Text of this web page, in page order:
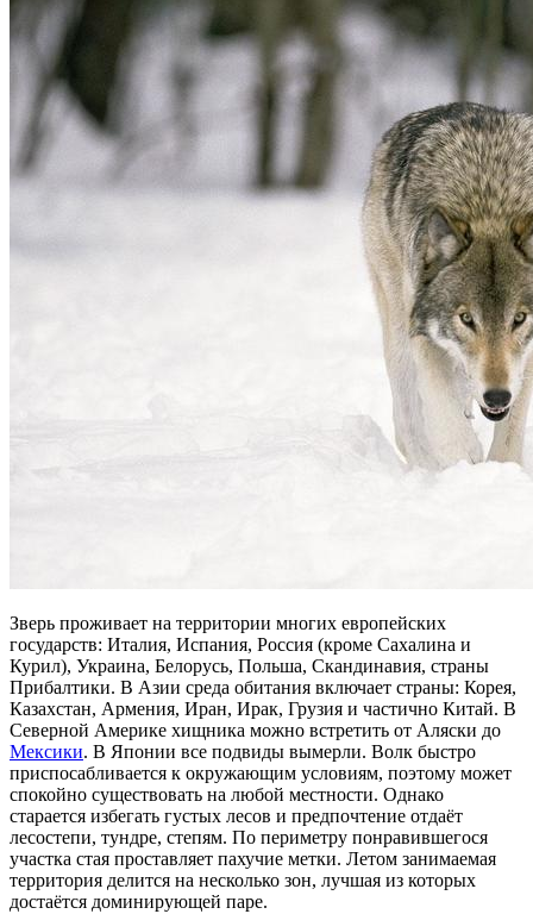
Зверь проживает на территории многих европейских
государств: Италия, Испания, Россия (кроме Сахалина и
Курил), Украина, Белорусь, Польша, Скандинавия, страны
Прибалтики. В Азии среда обитания включает страны: Корея,
Казахстан, Армения, Иран, Ирак, Грузия и частично Китай. В
Северной Америке хищника можно встретить от Аляски до
Мексики. В Японии все подвиды вымерли. Волк быстро
приспосабливается к окружающим условиям, поэтому может
спокойно существовать на любой местности. Однако
старается избегать густых лесов и предпочтение отдаёт
лесостепи, тундре, степям. По периметру понравившегося
участка стая проставляет пахучие метки. Летом занимаемая
территория делится на несколько зон, лучшая из которых
достаётся доминирующей паре.